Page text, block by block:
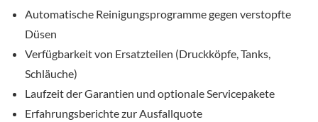
Automatische Reinigungsprogramme gegen verstopfte
Düsen
Verfügbarkeit von Ersatzteilen (Druckköpfe, Tanks,
Schläuche)
Laufzeit der Garantien und optionale Servicepakete
Erfahrungsberichte zur Ausfallquote